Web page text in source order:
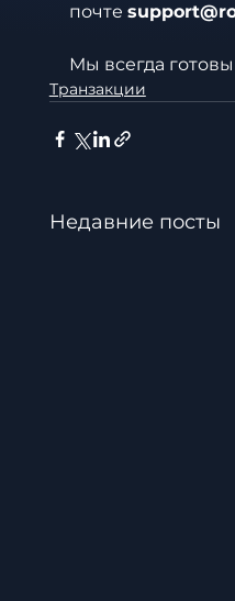
почте
Мы всегда
Транзакции
Недавние посты